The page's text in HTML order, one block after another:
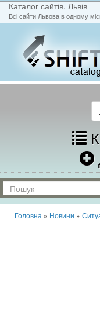
Каталог сайтів. Львів
Всі сайти Львова в одному
Головна » Новини »